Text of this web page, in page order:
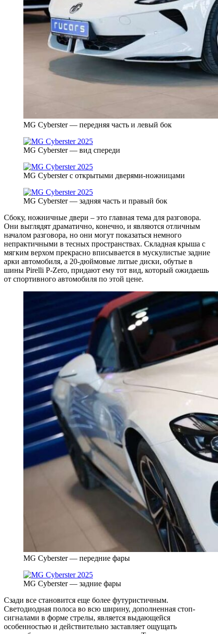
MG Cyberster — передняя часть и левый бок
MG Cyberster — вид спереди
MG Cyberster с открытыми дверями-ножницами
MG Cyberster — задняя часть и правый бок
Сбоку, ножничные двери – это главная тема для разговора.
Они выглядят драматично, конечно, и являются отличным
началом разговора, но они могут показаться немного
непрактичными в тесных пространствах. Складная крыша с
мягким верхом прекрасно вписывается в мускулистые задние
арки автомобиля, а 20-дюймовые литые диски, обутые в
шины Pirelli P-Zero, придают ему тот вид, который ожидаешь
от спортивного автомобиля по этой цене.
MG Cyberster — передние фары
MG Cyberster — задние фары
Сзади все становится еще более футуристичным.
Светодиодная полоса во всю ширину, дополненная стоп-
сигналами в форме стрелы, является выдающейся
особенностью и действительно заставляет ощущать